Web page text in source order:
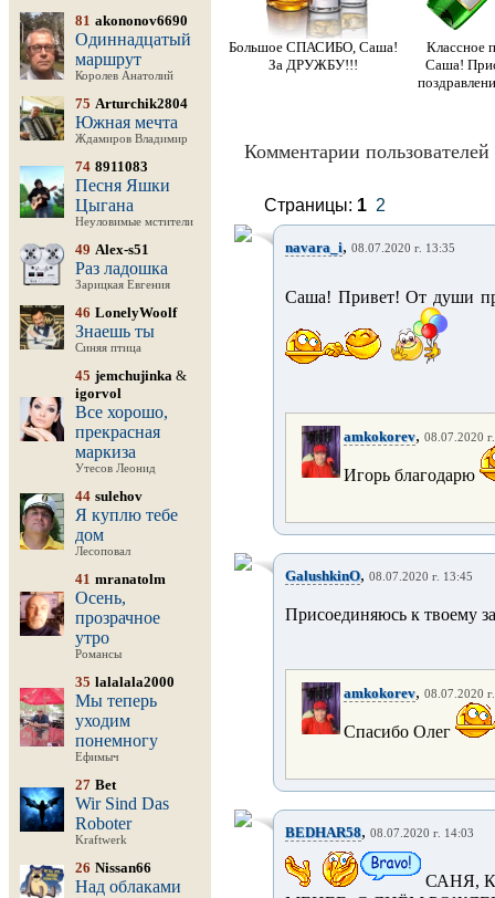
81 akononov6690
Одиннадцатый
маршрут
Королев Анатолий
75 Arturchik2804
Южная мечта
Ждамиров Владимир
74 8911083
Песня Яшки
Цыгана
Неуловимые мстители
49 Alex-s51
Раз ладошка
Зарицкая Евгения
46 LonelyWoolf
Знаешь ты
Синяя птица
45 jemchujinka &
igorvol
Все хорошо,
прекрасная
маркиза
Утесов Леонид
44 sulehov
Я куплю тебе
дом
Лесоповал
41 mranatolm
Осень,
прозрачное
утро
Романсы
35 lalalala2000
Мы теперь
уходим
понемногу
Ефимыч
27 Bet
Wir Sind Das
Roboter
Kraftwerk
26 Nissan66
Над облаками
Большое СПАСИБО, Саша!
За ДРУЖБУ!!!
Классное
Саша!
Комментарии пользователей
Страницы: 1 2
navara_i, 08.07.2020 г. 13:35
Саша! Привет! От души
amkokorev, 08.07.2020
Игорь благодарю
GalushkinO, 08.07.2020 г. 13:45
Присоединяюсь к твоему
amkokorev, 08.07.2020
Спасибо Олег
BEDHAR58, 08.07.2020 г. 14:03
САНЯ,